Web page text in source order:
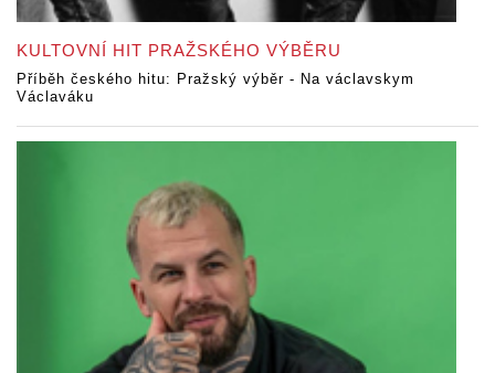
KULTOVNÍ HIT PRAŽSKÉHO VÝBĚRU
Příběh českého hitu: Pražský výběr - Na václavskym
Václaváku